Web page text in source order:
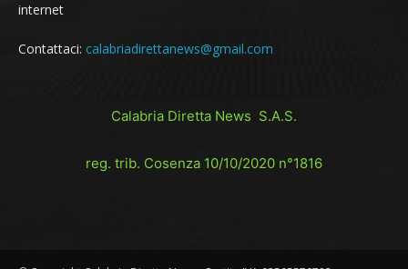
internet
Contattaci: calabriadirettanews@gmail.com
Calabria Diretta News S.A.S.
reg. trib. Cosenza 10/10/2020 n°1816